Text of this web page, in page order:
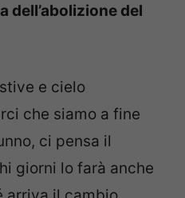
dell’abolizione del
e cielo
che siamo a fine
ci pensa il
giorni lo farà anche